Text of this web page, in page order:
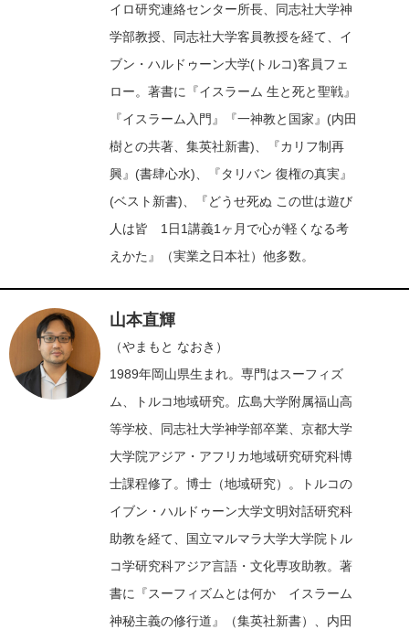
イロ研究連絡センター所長、同志社大学神
学部教授、同志社大学客員教授を経て、イ
ブン・ハルドゥーン大学(トルコ)客員フェ
ロー。著書に『イスラーム 生と死と聖戦』
『イスラーム入門』『一神教と国家』(内田
樹との共著、集英社新書)、『カリフ制再
興』(書肆心水)、『タリバン 復権の真実』
(ベスト新書)、『どうせ死ぬ この世は遊び
人は皆 1日1講義1ヶ月で心が軽くなる考
えかた』（実業之日本社）他多数。
山本直輝
（やまもと なおき）
1989年岡山県生まれ。専門はスーフィズ
ム、トルコ地域研究。広島大学附属福山高
等学校、同志社大学神学部卒業、京都大学
大学院アジア・アフリカ地域研究研究科博
士課程修了。博士（地域研究）。トルコの
イブン・ハルドゥーン大学文明対話研究科
助教を経て、国立マルマラ大学大学院トル
コ学研究科アジア言語・文化専攻助教。著
書に『スーフィズムとは何か イスラーム
神秘主義の修行道』（集英社新書）、内田